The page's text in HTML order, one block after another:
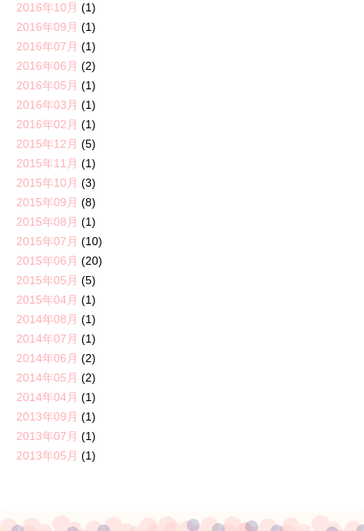
2016年10月 (1)
2016年09月 (1)
2016年07月 (1)
2016年06月 (2)
2016年05月 (1)
2016年03月 (1)
2016年02月 (1)
2015年12月 (5)
2015年11月 (1)
2015年10月 (3)
2015年09月 (8)
2015年08月 (1)
2015年07月 (10)
2015年06月 (20)
2015年05月 (5)
2015年04月 (1)
2014年08月 (1)
2014年07月 (1)
2014年06月 (2)
2014年05月 (2)
2014年04月 (1)
2013年09月 (1)
2013年07月 (1)
2013年05月 (1)